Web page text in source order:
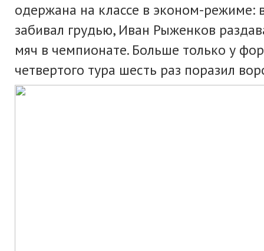
одержана на классе в эконом-
забивал грудью, Иван Рыженков
мяч в чемпионате. Больше только у
четвертого тура шесть раз поразил